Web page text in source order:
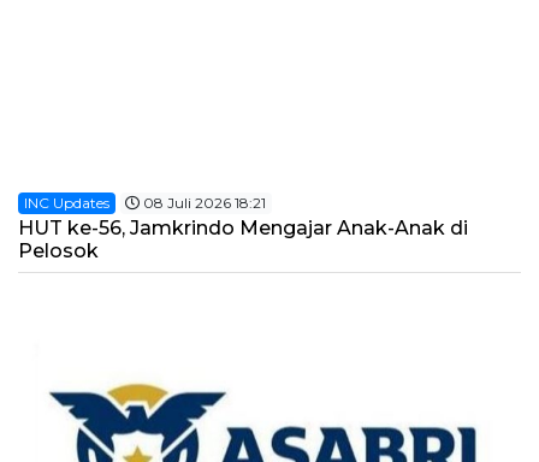
INC Updates 08 Juli 2026 18:21
HUT ke-56, Jamkrindo Mengajar Anak-Anak di
Pelosok